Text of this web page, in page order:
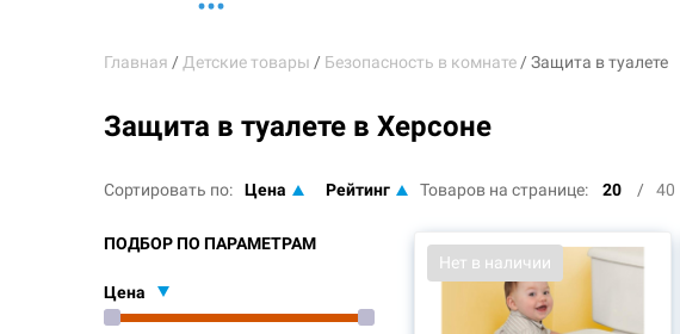
Главная Детские товары Безопасность в комнате Защита в туалете
Защита в туалете в Херсоне
Сортировать по: Цена Рейтинг Товаров на странице: 20 40
ПОДБОР ПО ПАРАМЕТРАМ
Цена
Нет в наличии